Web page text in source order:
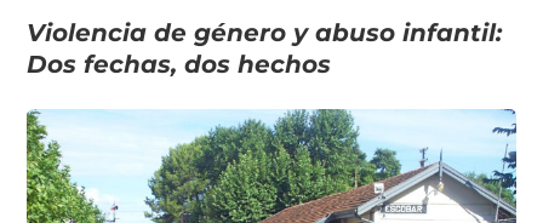
Violencia de género y abuso infantil:
Dos fechas, dos hechos